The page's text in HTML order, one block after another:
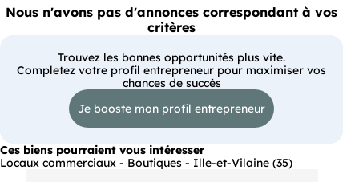
Nous n'avons pas d'annonces correspondant à vos
critères
Trouvez les bonnes opportunités plus vite.
Completez votre profil entrepreneur pour maximiser vos
chances de succès
Je booste mon profil entrepreneur
Ces biens pourraient vous intéresser
Locaux commerciaux - Boutiques - Ille-et-Vilaine (35)